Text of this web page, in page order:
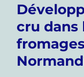
cru dans